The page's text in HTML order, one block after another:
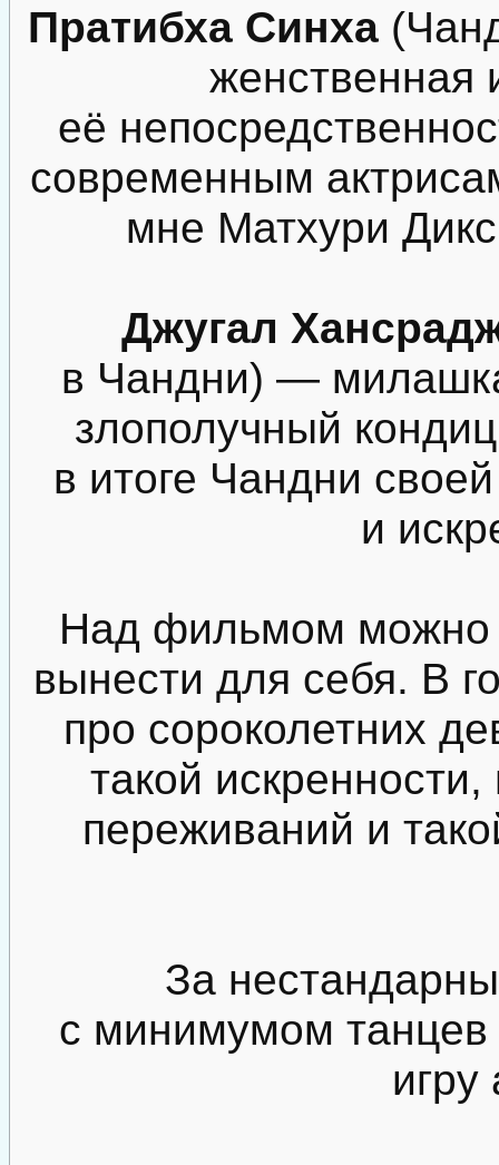
Пратибха Синха
женственная
её
современным
мне Матхури
Джугал
в Чандни) —
злополучный
в итоге Чандни
и
Над фильмом можно
вынести для себя. В
про сороколетних
такой
переживаний и
За
с минимумом танцев
игру